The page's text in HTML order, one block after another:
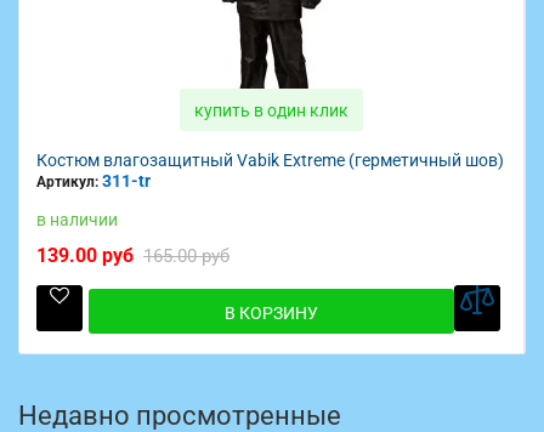
шов)
купить в один клик
Костюм влагозащитный Байкал
Артикул:
в наличии
55.00 руб
В КОРЗИНУ
Недавно просмотренные